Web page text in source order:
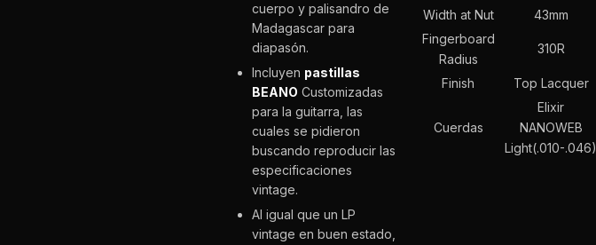
cuerpo y palisandro de
Madagascar para
diapasón.
Incluyen pastillas
BEANO Customizadas
para la guitarra, las
cuales se pidieron
buscando reproducir las
especificaciones
vintage.
Al igual que un LP
vintage en buen estado,
Width at Nut
43mm
Fingerboard
Radius
310R
Finish Top Lacquer
Cuerdas
Elixir
NANOWEB
Light(.010-.046)